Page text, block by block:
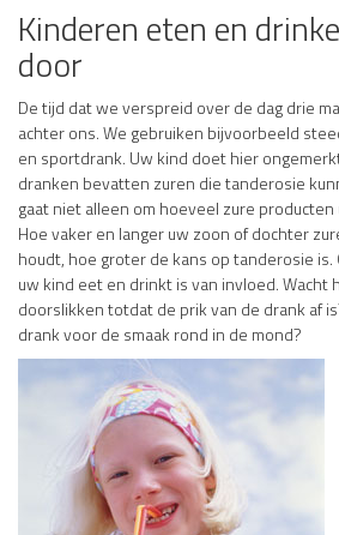
Kinderen eten en
door
De tijd dat we verspreid over de dag drie
achter ons. We gebruiken bijvoorbeeld
en sportdrank. Uw kind doet hier
dranken bevatten zuren die tanderosie
gaat niet alleen om hoeveel zure
Hoe vaker en langer uw zoon of dochter
houdt, hoe groter de kans op tanderosie is.
uw kind eet en drinkt is van invloed.
doorslikken totdat de prik van de drank af
drank voor de smaak rond in de mond?